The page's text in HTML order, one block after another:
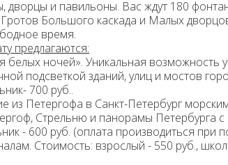
дворцы и павильоны. Вас ждут 180
Большого каскада и Малых
время.
предлагаются:
белых ночей». Уникальная возможность
подсветкой зданий, улиц и мостов
700 руб..
из Петергофа в Санкт-Петербург
Стрельню и панорамы Петербурга с
- 600 руб. (оплата производиться при
Стоимость: взрослый - 550 руб.,